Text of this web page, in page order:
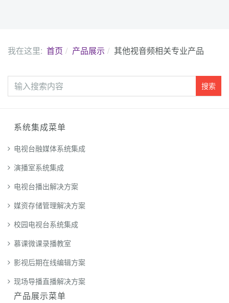
我在这里: 首页 产品展示 其他视音频相关专业产品
搜索
站
内
索系统集成菜单
电视台融媒体系统集成
演播室系统集成
电视台播出解决方案
媒资存储管理解决方案
校园电视台系统集成
慕课微课录播教室
影视后期在线编辑方案
现场导播直播解决方案
产品展示菜单